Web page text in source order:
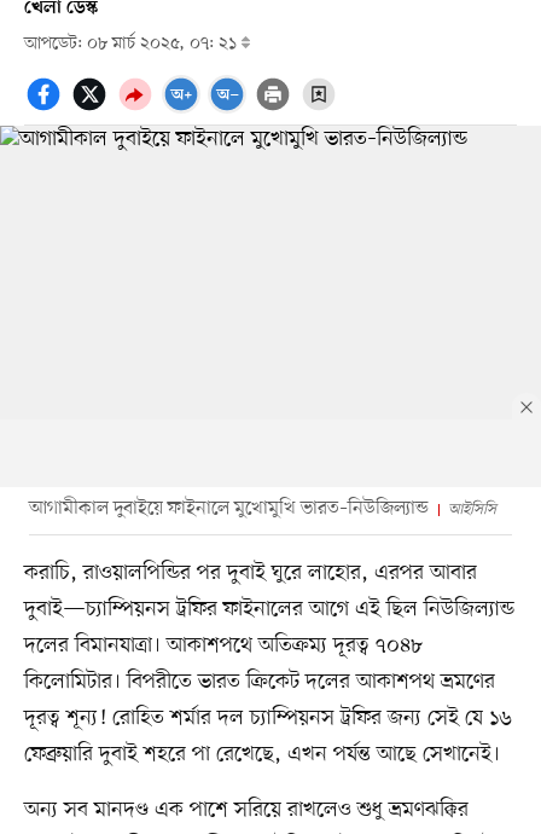
খেলা ডেস্ক
আপডেট: ০৮ মার্চ ২০২৫, ০৭: ২১
আগামীকাল দুবাইয়ে ফাইনালে মুখোমুখি ভারত–নিউজিল্যান্ড আইসিসি
করাচি, রাওয়ালপিন্ডির পর দুবাই ঘুরে লাহোর, এরপর আবার
দুবাই—চ্যাম্পিয়নস ট্রফির ফাইনালের আগে এই ছিল নিউজিল্যান্ড
দলের বিমানযাত্রা। আকাশপথে অতিক্রম্য দূরত্ব ৭০৪৮
কিলোমিটার। বিপরীতে ভারত ক্রিকেট দলের আকাশপথ ভ্রমণের
দূরত্ব শূন্য! রোহিত শর্মার দল চ্যাম্পিয়নস ট্রফির জন্য সেই যে ১৬
ফেব্রুয়ারি দুবাই শহরে পা রেখেছে, এখন পর্যন্ত আছে সেখানেই।
অন্য সব মানদণ্ড এক পাশে সরিয়ে রাখলেও শুধু ভ্রমণঝক্কির